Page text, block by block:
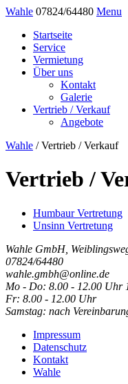
Wahle 07824/64480 Menu
Startseite
Service
Vermietung
Über uns
Kontakt
Galerie
Vertrieb / Verkauf
Angebote
Wahle /Vertrieb / Verkauf
Vertrieb /
Humbaur Vertretung
Unsinn Vertretung
Wahle GmbH,
07824/64480
wahle.gmbh@online.de
Mo - Do: 8.00 - 12.00 Uhr
Fr: 8.00 - 12.00 Uhr
Samstag: nach
Impressum
Datenschutz
Kontakt
Wahle